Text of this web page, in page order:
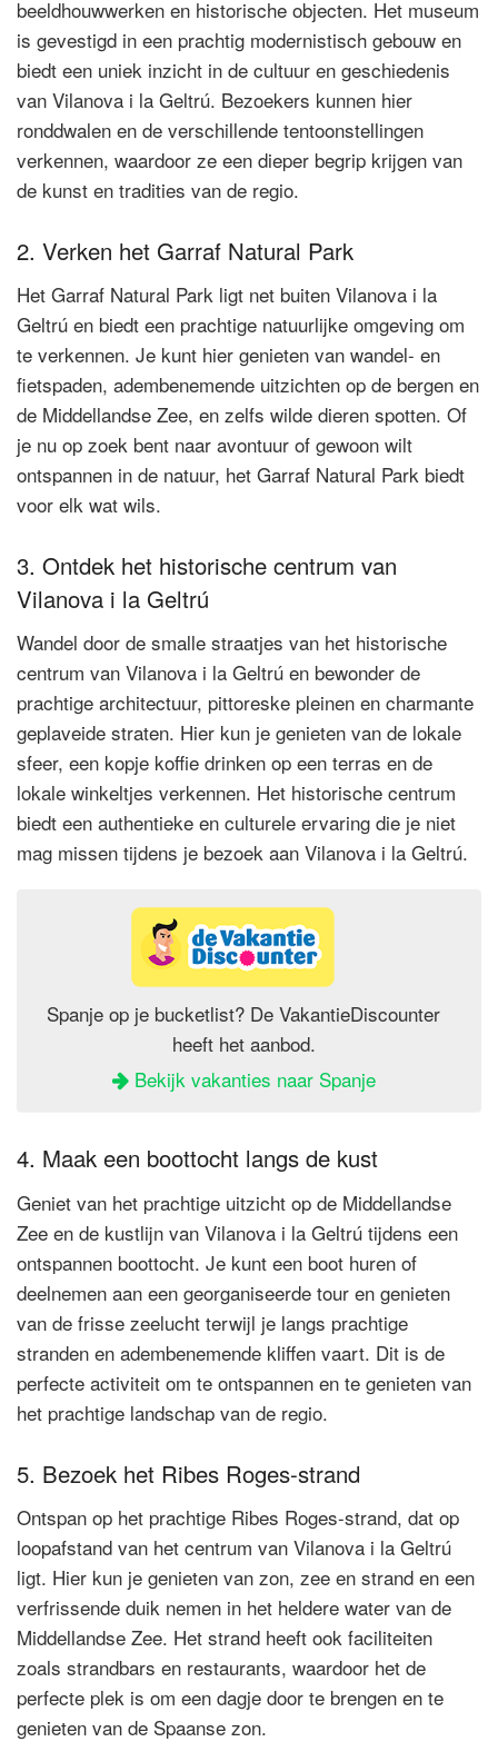
beeldhouwwerken en historische objecten. Het museum
is gevestigd in een prachtig modernistisch gebouw en
biedt een uniek inzicht in de cultuur en geschiedenis
van Vilanova i la Geltrú. Bezoekers kunnen hier
ronddwalen en de verschillende tentoonstellingen
verkennen, waardoor ze een dieper begrip krijgen van
de kunst en tradities van de regio.
2. Verken het Garraf Natural Park
Het Garraf Natural Park ligt net buiten Vilanova i la
Geltrú en biedt een prachtige natuurlijke omgeving om
te verkennen. Je kunt hier genieten van wandel- en
fietspaden, adembenemende uitzichten op de bergen en
de Middellandse Zee, en zelfs wilde dieren spotten. Of
je nu op zoek bent naar avontuur of gewoon wilt
ontspannen in de natuur, het Garraf Natural Park biedt
voor elk wat wils.
3. Ontdek het historische centrum van
Vilanova i la Geltrú
Wandel door de smalle straatjes van het historische
centrum van Vilanova i la Geltrú en bewonder de
prachtige architectuur, pittoreske pleinen en charmante
geplaveide straten. Hier kun je genieten van de lokale
sfeer, een kopje koffie drinken op een terras en de
lokale winkeltjes verkennen. Het historische centrum
biedt een authentieke en culturele ervaring die je niet
mag missen tijdens je bezoek aan Vilanova i la Geltrú.
Spanje op je bucketlist? De VakantieDiscounter
heeft het aanbod.
Bekijk vakanties naar Spanje
4. Maak een boottocht langs de kust
Geniet van het prachtige uitzicht op de Middellandse
Zee en de kustlijn van Vilanova i la Geltrú tijdens een
ontspannen boottocht. Je kunt een boot huren of
deelnemen aan een georganiseerde tour en genieten
van de frisse zeelucht terwijl je langs prachtige
stranden en adembenemende kliffen vaart. Dit is de
perfecte activiteit om te ontspannen en te genieten van
het prachtige landschap van de regio.
5. Bezoek het Ribes Roges-strand
Ontspan op het prachtige Ribes Roges-strand, dat op
loopafstand van het centrum van Vilanova i la Geltrú
ligt. Hier kun je genieten van zon, zee en strand en een
verfrissende duik nemen in het heldere water van de
Middellandse Zee. Het strand heeft ook faciliteiten
zoals strandbars en restaurants, waardoor het de
perfecte plek is om een ​​dagje door te brengen en te
genieten van de Spaanse zon.